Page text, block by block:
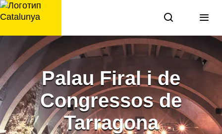
перейти
к
Palau Firal i de
Congressos de
Tarragona